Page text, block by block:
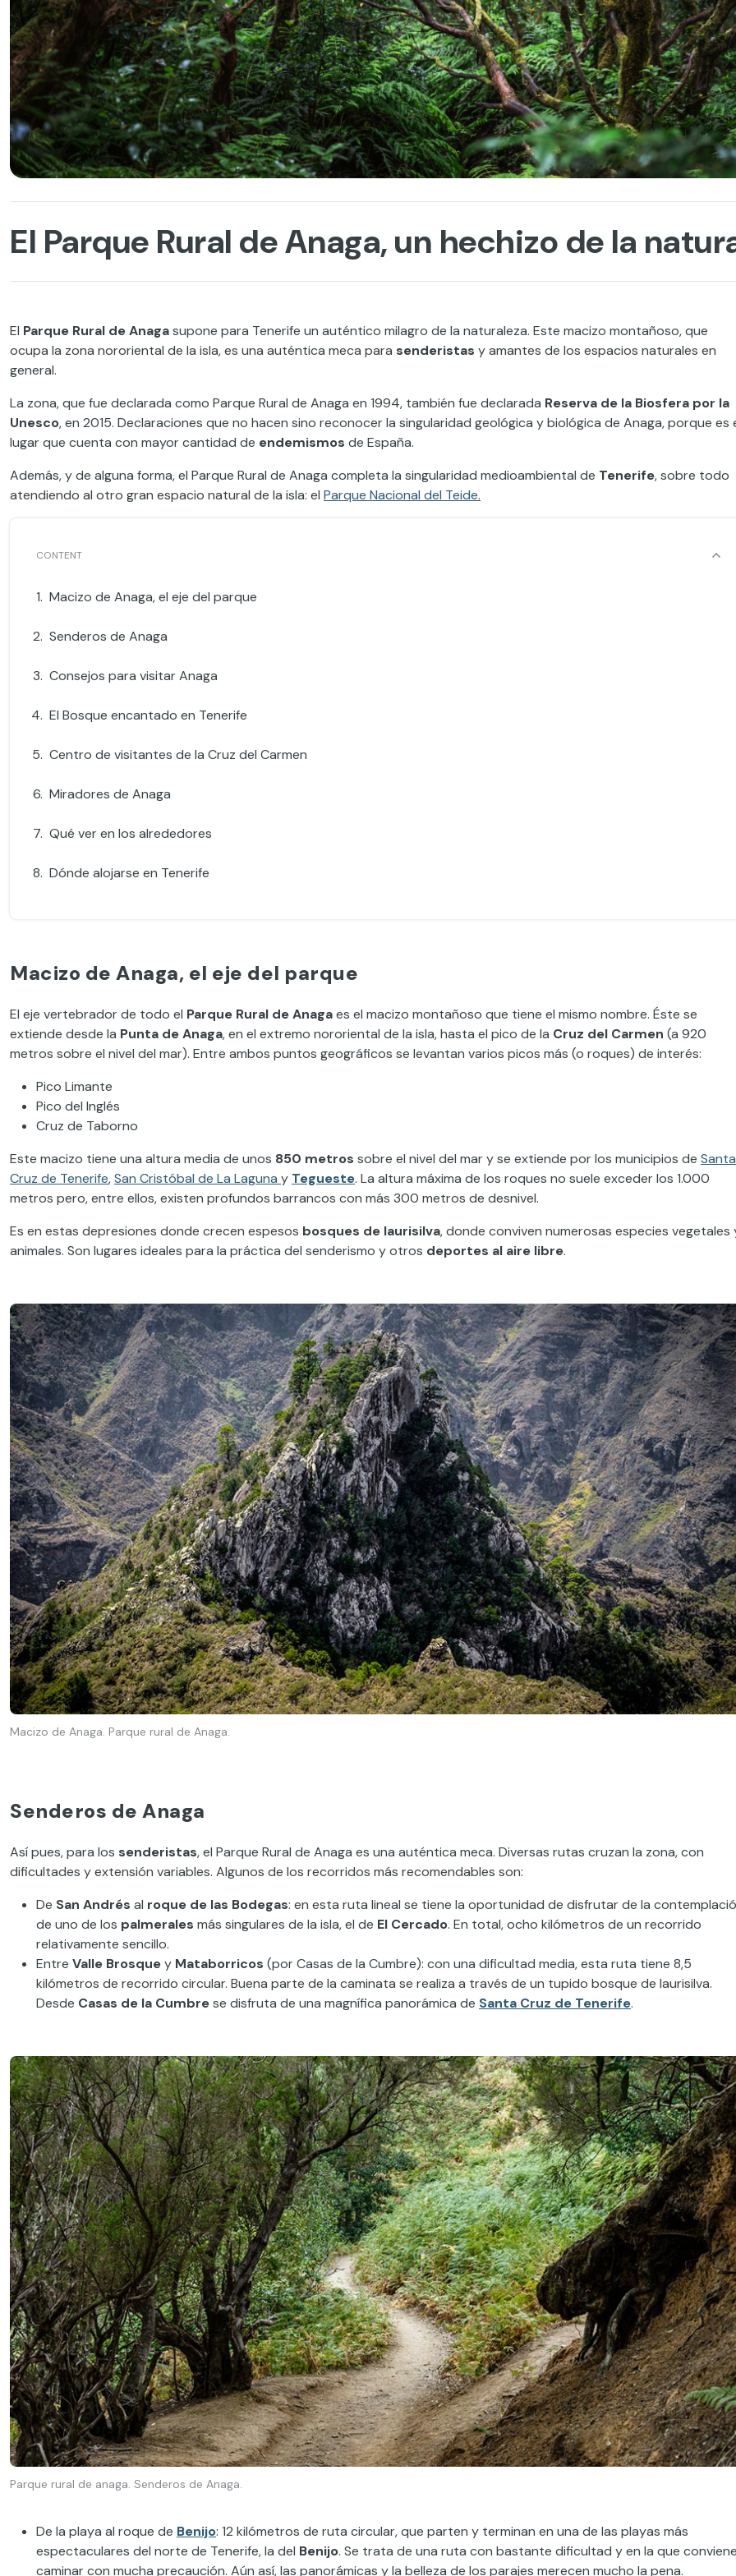
El Parque Rural de Anaga, un hechizo de la
El Parque Rural de Anagasupone para Tenerife un auténtico milagro de la naturaleza. Este macizo montañoso, que
ocupa la zona nororiental de la isla, es una auténtica meca para senderistas y amantes de los espacios naturales en
general.
La zona, que fue declarada como Parque Rural de Anaga en 1994, también fue declarada Reserva de la Biosfera por la
Unesco, en 2015. Declaraciones que no hacen sino reconocer la singularidad geológica y biológica de Anaga, porque es
lugar que cuenta con mayor cantidad de endemismos de España.
Además, y de alguna forma, el Parque Rural de Anaga completa la singularidad medioambiental de Tenerife, sobre todo
atendiendo al otro gran espacio natural de la isla: el Parque Nacional del Teide.
Macizo de Anaga, el eje del parque
Senderos de Anaga
Consejos para visitar Anaga
El Bosque encantado en Tenerife
Centro de visitantes de la Cruz del Carmen
Miradores de Anaga
Qué ver en los alrededores
Dónde alojarse en Tenerife
Macizo de Anaga, el eje del parque
El eje vertebrador de todo el Parque Rural de Anagaes el macizo montañoso que tiene el mismo nombre. Éste se
extiende desde la Punta de Anaga, en el extremo nororiental de la isla, hasta el pico de la Cruz del Carmen (a 920
metros sobre el nivel del mar). Entre ambos puntos geográficos se levantan varios picos más (o roques) de interés:
Pico Limante
Pico del Inglés
Cruz de Taborno
Este macizo tiene una altura media de unos 850 metros sobre el nivel del mar y se extiende por los municipios de Santa
Cruz de Tenerife,San Cristóbal de La Laguna y Tegueste. La altura máxima de los roques no suele exceder los 1.000
metros pero, entre ellos, existen profundos barrancos con más 300 metros de desnivel.
Es en estas depresiones donde crecen espesos bosques de laurisilva, donde conviven numerosas especies vegetales
animales. Son lugares ideales para la práctica del senderismo y otros deportes al aire libre.
Macizo de Anaga. Parque rural de Anaga.
Senderos de Anaga
Así pues, para los senderistas, el Parque Rural de Anaga es una auténtica meca. Diversas rutas cruzan la zona, con
dificultades y extensión variables. Algunos de los recorridos más recomendables son:
De San Andrés al roque de las Bodegas: en esta ruta lineal se tiene la oportunidad de disfrutar de la
de uno de los palmerales más singulares de la isla, el de El Cercado. En total, ocho kilómetros de un recorrido
relativamente sencillo.
Entre Valle Brosquey Mataborricos (por Casas de la Cumbre): con una dificultad media, esta ruta tiene 8,5
kilómetros de recorrido circular. Buena parte de la caminata se realiza a través de un tupido bosque de laurisilva.
Desde Casas de la Cumbrese disfruta de una magnífica panorámica de Santa Cruz de Tenerife.
Parque rural de anaga. Senderos de Anaga.
De la playa al roque de Benijo: 12 kilómetros de ruta circular, que parten y terminan en una de las playas más
espectaculares del norte de Tenerife, la del Benijo. Se trata de una ruta con bastante dificultad y en la que
caminar con mucha precaución. Aún así, las panorámicas y la belleza de los parajes merecen mucho la pena.